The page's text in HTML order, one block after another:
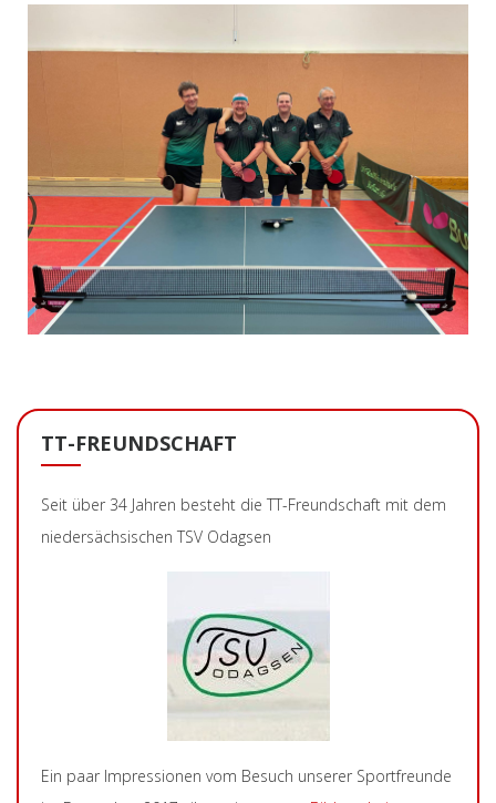
TT-FREUNDSCHAFT
Seit über 34 Jahren besteht die TT-Freundschaft mit dem
niedersächsischen TSV Odagsen
Ein paar Impressionen vom Besuch unserer Sportfreunde